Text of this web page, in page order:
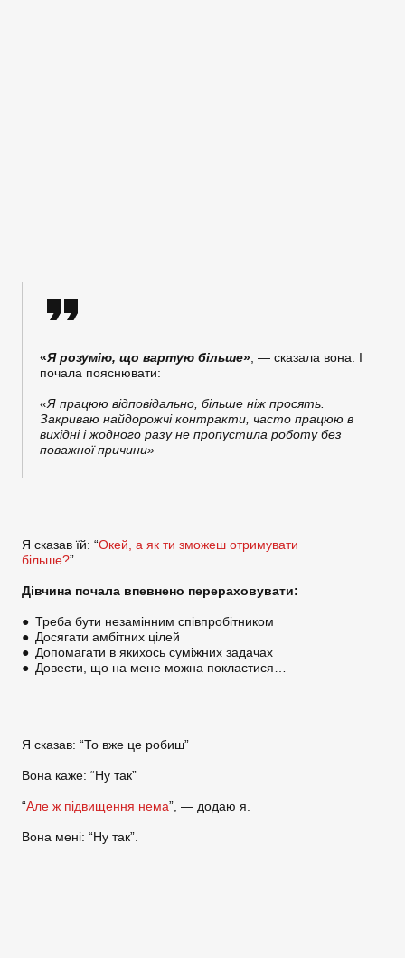
«Я розумію, що вартую більше» , — сказала вона. І
почала пояснювати:
«Я працюю відповідально, більше ніж просять.
Закриваю найдорожчі контракти, часто працюю в
вихідні і жодного разу не пропустила роботу без
поважної причини»
Я сказав їй: “Окей, а як ти зможеш отримувати
більше?”
Дівчина почала впевнено перераховувати:
● Треба бути незамінним співпробітником
● Досягати амбітних цілей
● Допомагати в якихось суміжних задачах
● Довести, що на мене можна покластися…
Я сказав: “То вже це робиш”
Вона каже: “Ну так”
“Але ж підвищення нема”, — додаю я.
Вона мені: “Ну так”.